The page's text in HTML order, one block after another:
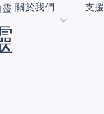
關於我們 支援